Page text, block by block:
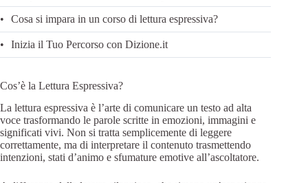
Cosa si impara in un corso di lettura espressiva?
Inizia il Tuo Percorso con Dizione.it
Cos’è la Lettura Espressiva?
La lettura espressiva è l’arte di comunicare un testo ad alta
voce trasformando le parole scritte in emozioni, immagini e
significati vivi. Non si tratta semplicemente di leggere
correttamente, ma di interpretare il contenuto trasmettendo
intenzioni, stati d’animo e sfumature emotive all’ascoltatore.